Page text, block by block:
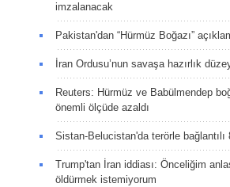
imzalanacak
Pakistan'dan “Hürmüz Boğazı”
İran Ordusu’nun savaşa hazırlık
Reuters: Hürmüz ve Babülmendep
önemli ölçüde azaldı
Sistan-Belucistan'da terörle bağlantılı
Trump'tan İran iddiası: Önceliğim
öldürmek istemiyorum